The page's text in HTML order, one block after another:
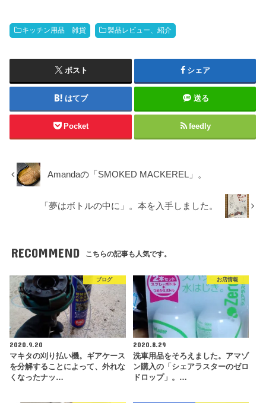
キッチン用品 雑貨 製品レビュー、紹介
ポスト シェア
はてブ 送る
Pocket feedly
Amandaの「SMOKED MACKEREL」。
「夢はボトルの中に」。本を入手しました。
RECOMMEND こちらの記事も人気です。
ブログ
2020.9.20
マキタの刈り払い機。ギアケース
を分解することによって、外れな
くなったナッ…
お店情報
2020.8.29
洗車用品をそろえました。アマゾ
ン購入の「シェアラスターのゼロ
ドロップ」。…